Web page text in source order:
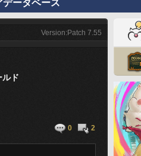
データベース
Version:Patch 7.55
ルド
0 2